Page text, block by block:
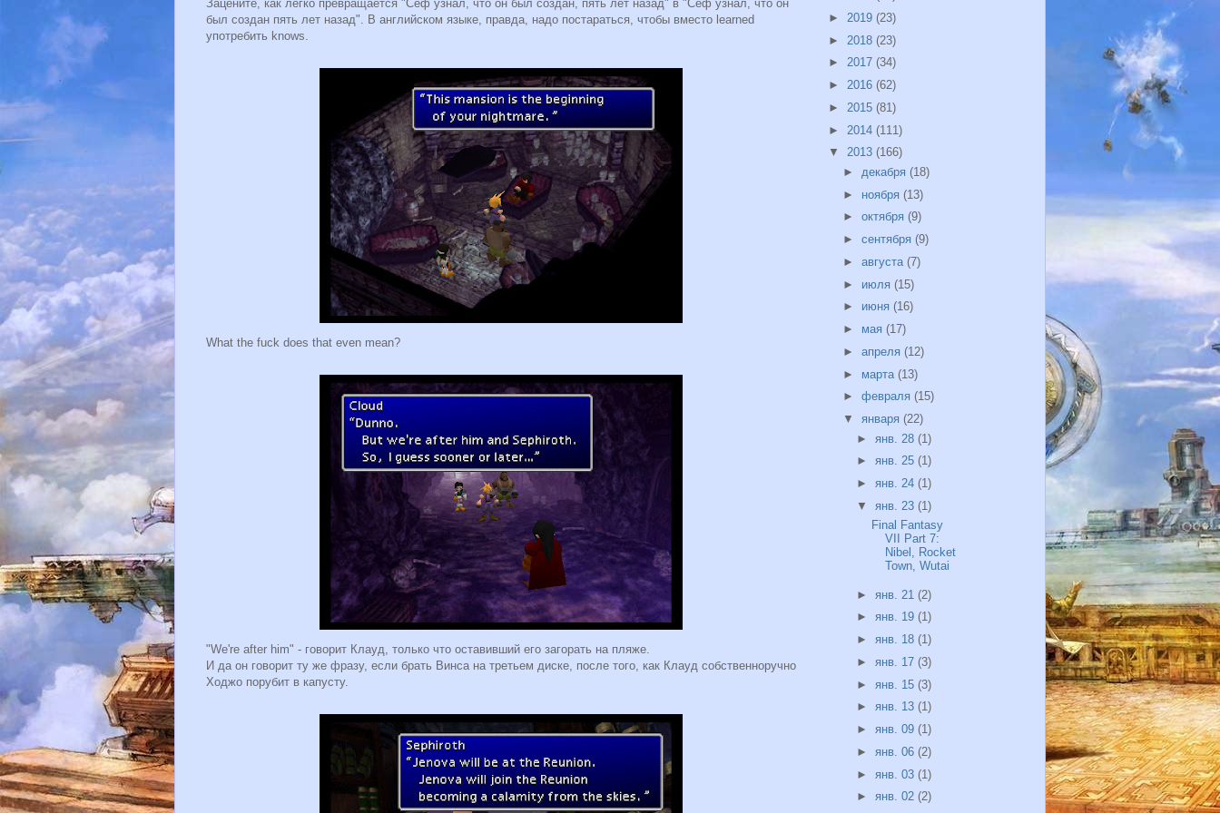
Зацените, как легко превращается "Сеф узнал, что он был создан, пять лет назад" в "Сеф узнал, что он
был создан пять лет назад". В английском языке, правда, надо постараться, чтобы вместо learned
употребить knows.
What the fuck does that even mean?
"We're after him" - говорит Клауд, только что оставивший его загорать на пляже.
И да он говорит ту же фразу, если брать Винса на третьем диске, после того, как Клауд собственноручно
Ходжо порубит в капусту.
► 2019 (23)
► 2018 (23)
► 2017 (34)
► 2016 (62)
► 2015 (81)
► 2014 (111)
▼ 2013 (166)
► декабря (18)
► ноября (13)
► октября (9)
► сентября (9)
► августа (7)
► июля (15)
► июня (16)
► мая (17)
► апреля (12)
► марта (13)
► февраля (15)
▼ января (22)
►янв. 28(1)
►янв. 25(1)
►янв. 24(1)
▼янв. 23(1)
Final Fantasy
VII Part 7:
Nibel, Rocket
Town, Wutai
►янв. 21(2)
►янв. 19(1)
►янв. 18(1)
►янв. 17(3)
►янв. 15(3)
►янв. 13(1)
►янв. 09(1)
►янв. 06(2)
►янв. 03(1)
►янв. 02(2)